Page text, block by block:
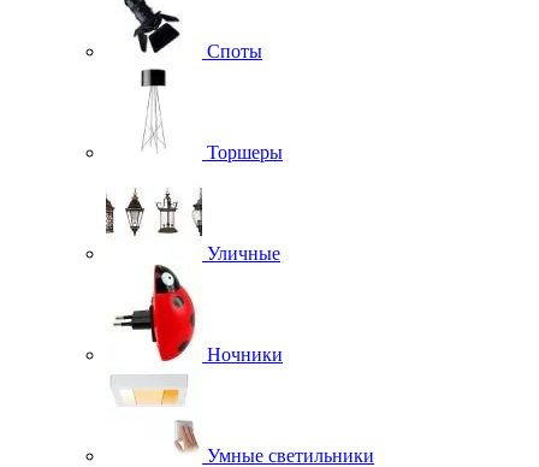
Споты
Торшеры
Уличные
Ночники
Умные светильники